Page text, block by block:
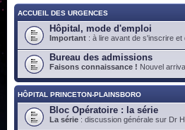
ACCUEIL DES URGENCES
Hôpital, mode d'emploi
Important : à lire avant de s'inscrire et
Bureau des admissions
Faisons connaissance ! Nouvel
HÔPITAL PRINCETON-PLAINSBORO
Bloc Opératoire : la série
La série : discussion générale sur Dr